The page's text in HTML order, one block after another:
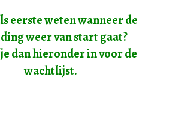
eerste weten wanneer de
weer van start gaat?
dan hieronder in voor de
wachtlijst.